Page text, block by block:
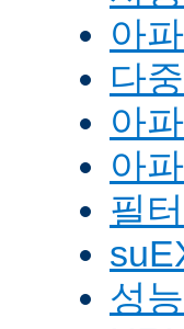
아
다
아
아
필터
성